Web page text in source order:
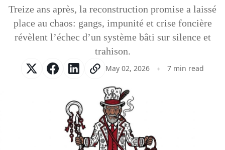
Treize ans après, la reconstruction promise a laissé
place au chaos: gangs, impunité et crise foncière
révèlent l’échec d’un système bâti sur silence et
trahison.
May 02, 2026 7 min read